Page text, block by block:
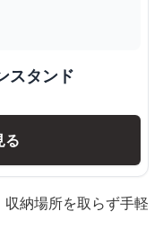
スタンド
る
納場所を取らず手軽